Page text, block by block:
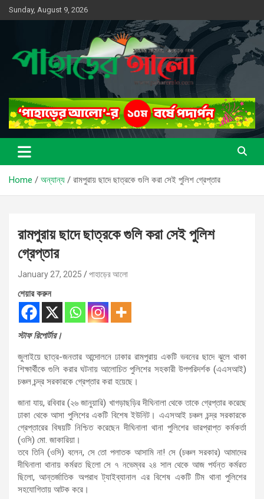
Skip
to
Sunday, August 9, 2026
পাহাড়ের আলো
সত্যের সন্ধানে, পাহাড়ের পথে
Home অন্যান্য রামপুরায় ছাদে ছাত্রকে গুলি করা সেই পুলিশ গ্রেপ্তার
রামপুরায় ছাদে ছাত্রকে গুলি করা সেই পুলিশ
গ্রেপ্তার
January 27, 2025 পাহাড়ের আলো
শেয়ার করুন
স্টাফ রিপোর্টার।
জুলাইয়ে ছাত্র-জনতার আন্দোলনে ঢাকার রামপুরায় একটি ভবনের ছাদে ঝুলে থাকা
শিক্ষার্থীকে গুলি করার ঘটনায় আলোচিত পুলিশের সহকারী উপপরিদর্শক (এএসআই)
চঞ্চল চন্দ্র সরকারকে গ্রেপ্তার করা হয়েছে।
জানা যায়, রবিবার (২৬ জানুয়ারি) খাগড়াছড়ির দীঘিনালা থেকে তাকে গ্রেপ্তার করেছে
ঢাকা থেকে আসা পুলিশের একটি বিশেষ ইউনিট। এএসআই চঞ্চল চন্দ্র সরকারকে
গ্রেপ্তারের বিষয়টি নিশ্চিত করেছেন দীঘিনালা থানা পুলিশের ভারপ্রাপ্ত কর্মকর্তা
(ওসি) মো. জাকারিয়া।
তবে তিনি (ওসি) বলেন, সে তো পলাতক আসামি না! সে (চঞ্চল সরকার) আমাদের
দীঘিনালা থানায় কর্মরত ছিলো সে ৭ নভেম্বর ২৪ সাল থেকে আজ পর্যন্ত কর্মরত
ছিলো, আন্তর্জাতিক অপরাধ ট্যাইব্যানাল এর বিশেষ একটি টিম থানা পুলিশের
সহযোগিতায় আটক করে।